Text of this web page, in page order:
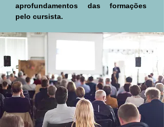
aprofundamentos das formações
pelo cursista.